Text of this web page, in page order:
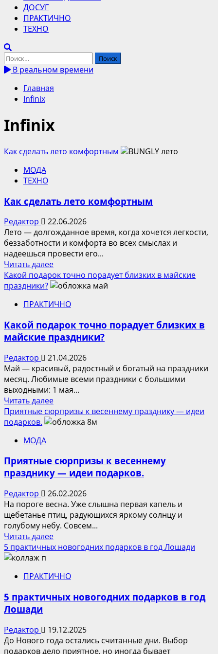
ДОСУГ
ПРАКТИЧНО
ТЕХНО
Найти:
В реальном времени
Главная
Infinix
Infinix
Как сделать лето комфортным
МОДА
ТЕХНО
Как сделать лето комфортным
Редактор
22.06.2026
Лето — долгожданное время, когда хочется легкости,
беззаботности и комфорта во всех смыслах и
надеешься провести его...
Читать далееПрочитать
больше
о
сделать
комфортным
Какой подарок точно порадует близких в майские
праздники?
ПРАКТИЧНО
Какой подарок точно порадует близких в
майские праздники?
Редактор
21.04.2026
Май — красивый, радостный и богатый на праздники
месяц. Любимые всеми праздники с большими
выходными: 1 мая...
Читать далееПрочитать
больше
о
порадует
близких
майские
праздники?
Приятные сюрпризы к весеннему празднику — идеи
подарков.
МОДА
Приятные сюрпризы к весеннему
празднику — идеи подарков.
Редактор
26.02.2026
На пороге весна. Уже слышна первая капель и
щебетанье птиц, радующихся яркому солнцу и
голубому небу. Совсем...
Читать далееПрочитать
больше
сюрпризы
весеннему
идеи
подарков.
5 практичных новогодних подарков в год Лошади
ПРАКТИЧНО
5 практичных новогодних подарков в год
Лошади
Редактор
19.12.2025
До Нового года остались считанные дни. Выбор
подарков дело приятное, но иногда бывает